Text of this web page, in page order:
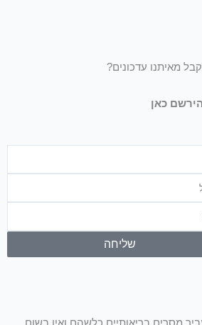
מאיתנו עדכונים?
כאן
שליחה
מסרים בריאותיים כלשהם ואין בשום